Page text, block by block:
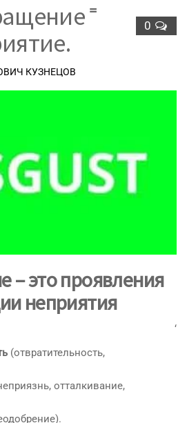
0
⁼
КУЗНЕЦОВ
– это проявления
неприятия
‘
(отвратительность,
отталкивание,